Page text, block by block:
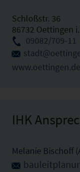
Schloßstr. 36
86732 Oettingen
09082/709-11
www.oettingen.de
IHK
Melanie Bischoff